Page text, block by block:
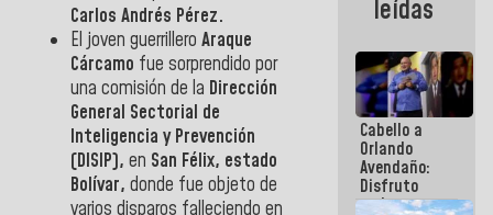
Carlos Andrés Pérez.
El joven guerrillero Araque
Cárcamo fue sorprendido por
una comisión de la Dirección
General Sectorial de
Inteligencia y Prevención
(DISIP), en San Félix, estado
Bolívar, donde fue objeto de
varios disparos falleciendo en
leídas
Cabello a
Orlando
Avendaño:
Disfruto
cada vez